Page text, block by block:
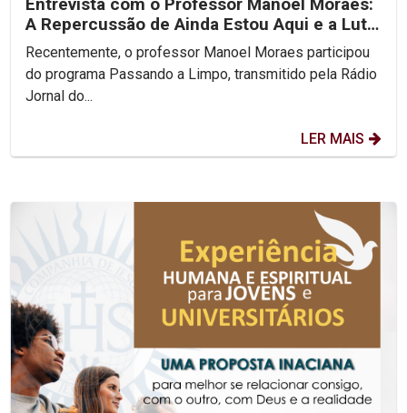
A Repercussão de Ainda Estou Aqui e a Luta
pelos...
Recentemente, o professor Manoel Moraes participou
do programa Passando a Limpo, transmitido pela Rádio
Jornal do...
LER MAIS